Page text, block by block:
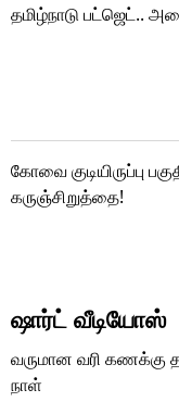
தமிழ்நாடு பட்ஜெட்..
கோவை குடியிருப்பு
கருஞ்சிறுத்தை!
ஷார்ட் வீடியோஸ்
வருமான வரி கணக்கு
நாள்